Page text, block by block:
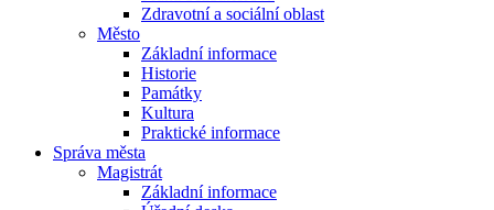
Zdravotní a sociální oblast
Město
Základní informace
Historie
Památky
Kultura
Praktické informace
Správa města
Magistrát
Základní informace